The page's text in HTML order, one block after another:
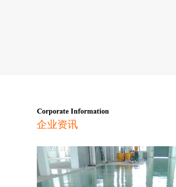
Corporate Information
企业资讯